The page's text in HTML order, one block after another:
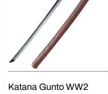
Katana Gunto WW2